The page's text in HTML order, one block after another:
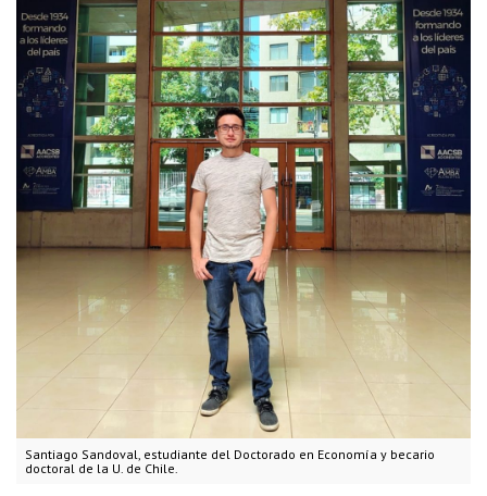
Santiago Sandoval, estudiante del Doctorado en Economía y becario
doctoral de la U. de Chile.